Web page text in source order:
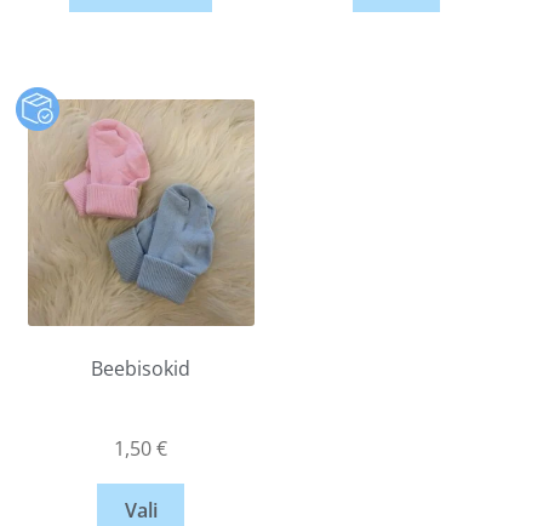
Beebisokid
1,50€
Vali